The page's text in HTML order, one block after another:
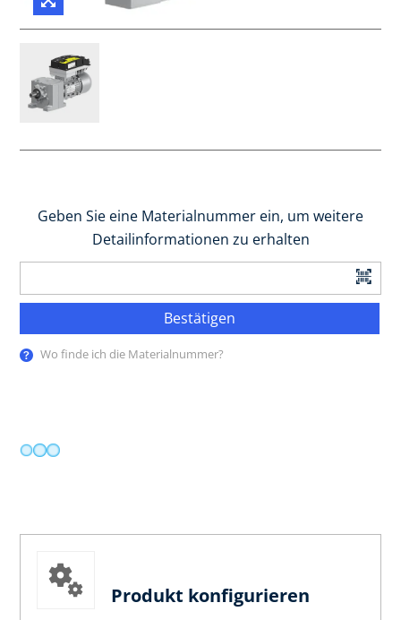
Geben Sie eine Materialnummer ein, um weitere
Detailinformationen zu erhalten
Bestätigen
Wo finde ich die Materialnummer?
Produkt konfigurieren